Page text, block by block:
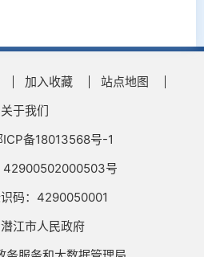
加入收藏
站点地图
关于我们
ICP备18013568号-1
42900502000503号
码：4290050001
江市人民政府